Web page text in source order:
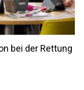
bei der Rettung